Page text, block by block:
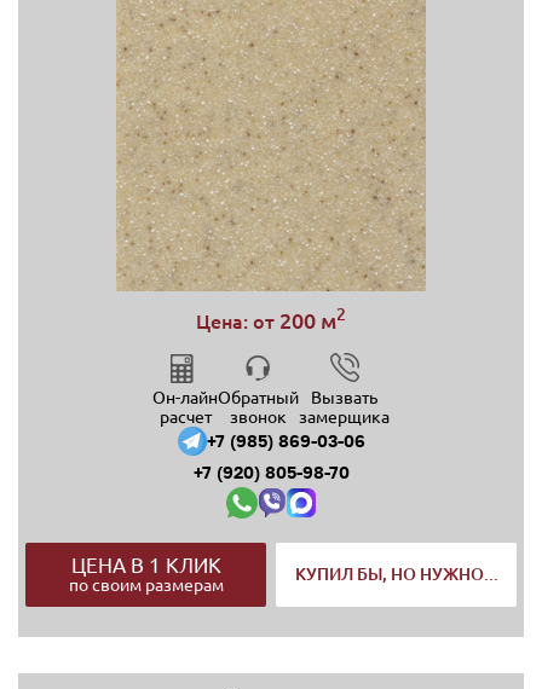
Цена: от 200 м2
Он-лайн
расчет
Обратный
звонок
Вызвать
замерщика
+7 (985) 869-03-06
+7 (920) 805-98-70
ЦЕНА В 1 КЛИК
по своим размерам
КУПИЛ БЫ, НО НУЖНО...